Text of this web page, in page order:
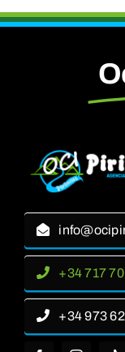
+34 717
+34 973